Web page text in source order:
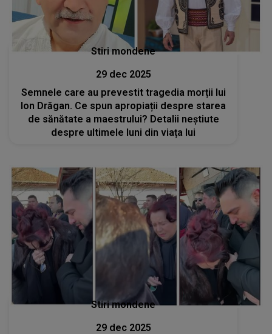
Stiri mondene
29 dec 2025
Semnele care au prevestit tragedia morții lui
Ion Drăgan. Ce spun apropiații despre starea
de sănătate a maestrului? Detalii neștiute
despre ultimele luni din viața lui
Stiri mondene
29 dec 2025